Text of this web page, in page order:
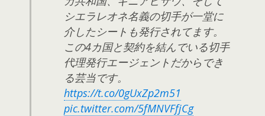
シエラレオネ名義の切手が一堂に
介したシートも発行されてます。
この4カ国と契約を結んでいる切手
代理発行エージェントだからでき
る芸当です。
https://t.co/0gUxZp2m51
pic.twitter.com/5fMNVFfjCg